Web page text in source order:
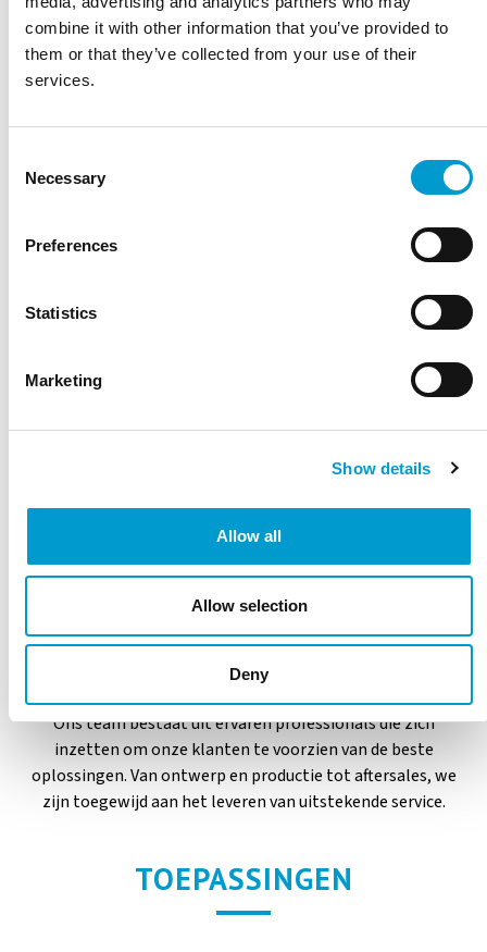
combine it with other information that you’ve provided to
them or that they’ve collected from your use of their
services.
Selection
Necessary
Preferences
Statistics
Marketing
Show details
Allow all
Allow selection
Deny
voldoen aan de strengste normen binnen de zorgsector.
Gebruikersgericht Design:Zowel de patiënt als de
zorgverlener staat centraal in ons ontwerp. Wij begrijpen
ONS TEAM
Ons team bestaat uit ervaren professionals die zich
inzetten om onze klanten te voorzien van de beste
oplossingen. Van ontwerp en productie tot aftersales, we
zijn toegewijd aan het leveren van uitstekende service.
TOEPASSINGEN